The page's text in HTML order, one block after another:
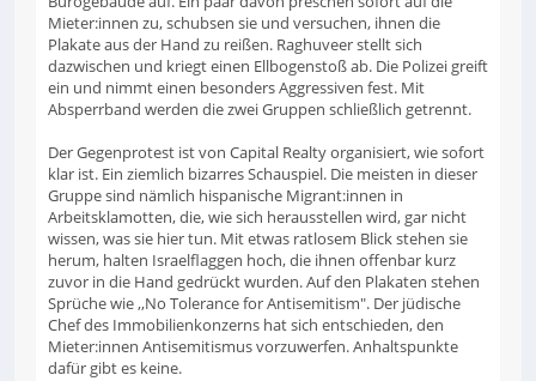
Mieter:innen zu, schubsen sie und versuchen, ihnen die
Plakate aus der Hand zu reißen. Raghuveer stellt sich
dazwischen und kriegt einen Ellbogenstoß ab. Die Polizei greift
ein und nimmt einen besonders Aggressiven fest. Mit
Absperrband werden die zwei Gruppen schließlich getrennt.
Der Gegenprotest ist von Capital Realty organisiert, wie sofort
klar ist. Ein ziemlich bizarres Schauspiel. Die meisten in dieser
Gruppe sind nämlich hispanische Migrant:innen in
Arbeitsklamotten, die, wie sich herausstellen wird, gar nicht
wissen, was sie hier tun. Mit etwas ratlosem Blick stehen sie
herum, halten Israelflaggen hoch, die ihnen offenbar kurz
zuvor in die Hand gedrückt wurden. Auf den Plakaten stehen
Sprüche wie ,,No Tolerance for Antisemitism". Der jüdische
Chef des Immobilienkonzerns hat sich entschieden, den
Mieter:innen Antisemitismus vorzuwerfen. Anhaltspunkte
dafür gibt es keine.